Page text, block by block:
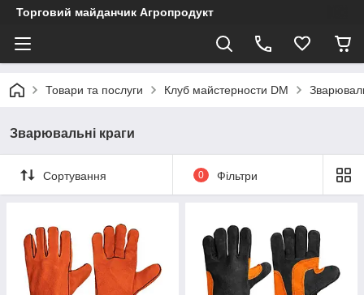
Торговий майданчик Агропродукт
Товари та послуги Клуб майстерности DM
Зварювальні краги
Сортування 0 Фільтри